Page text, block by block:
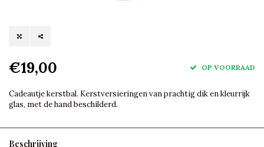
€19,00 OP VOORRAAD
Cadeautje kerstbal. Kerstversieringen van prachtig dik en kleurrijk
glas, met de hand beschilderd.
Beschrijving